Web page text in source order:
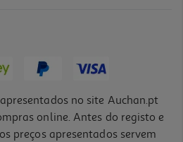
no site Auchan.pt
online. Antes do registo e
preços apresentados servem